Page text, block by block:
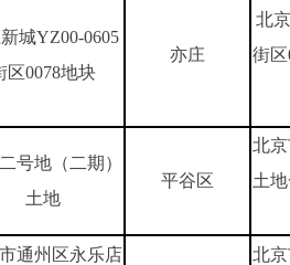
城YZ00-0605
区0078地块
亦庄
北
街
号地（二期）
土地
平谷区
北
土
通州区永乐店
北